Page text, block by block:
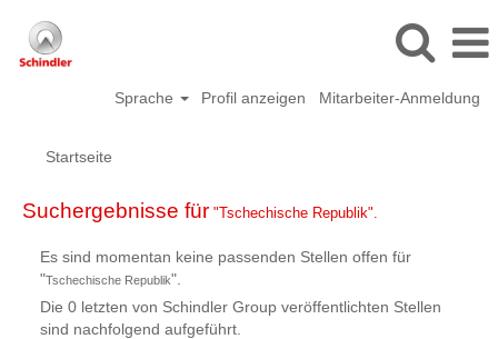
Sprache Profil anzeigen Mitarbeiter-Anmeldung
Startseite
Suchergebnisse für "Tschechische Republik".
Es sind momentan keine passenden Stellen offen für
"Tschechische Republik".
Die 0 letzten von Schindler Group veröffentlichten Stellen
sind nachfolgend aufgeführt.